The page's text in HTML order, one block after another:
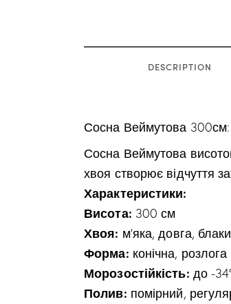
DESCRIPTION
Сосна Веймутова 300см:
Сосна Веймутова
хвоя створює відчуття
Характеристики:
Висота: 300 см
Хвоя: м’яка, довга,
Форма: конічна, розлога
Морозостійкість: до -
Полив: помірний,